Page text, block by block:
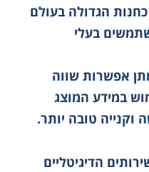
הגדולה בעולם
בעלי
אפשרות שווה
במידע המוצג
וקנייה טובה יותר.
הדיגיטליים